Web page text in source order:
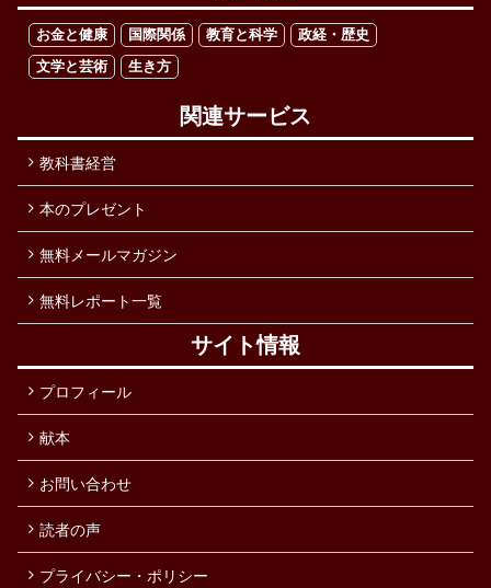
お金と健康 国際関係 教育と科学
政経・歴史
文学と芸術
生き方
関連サービス
教科書経営
本のプレゼント
無料メールマガジン
無料レポート一覧
サイト情報
プロフィール
献本
お問い合わせ
読者の声
プライバシー・ポリシー